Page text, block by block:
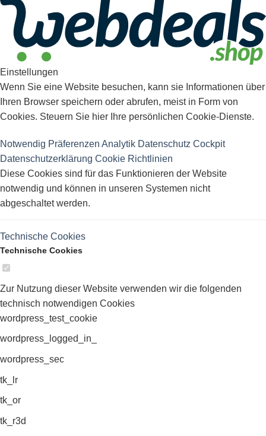
Einstellungen
Wenn Sie eine Website besuchen, kann sie Informationen über
Ihren Browser speichern oder abrufen, meist in Form von
Cookies. Steuern Sie hier Ihre persönlichen Cookie-Dienste.
Notwendig Präferenzen Analytik Datenschutz Cockpit
Datenschutzerklärung Cookie Richtlinien
Diese Cookies sind für das Funktionieren der Website
notwendig und können in unseren Systemen nicht
abgeschaltet werden.
Technische Cookies
Technische Cookies
Zur Nutzung dieser Website verwenden wir die folgenden
technisch notwendigen Cookies
wordpress_test_cookie
wordpress_logged_in_
wordpress_sec
tk_lr
tk_or
tk_r3d